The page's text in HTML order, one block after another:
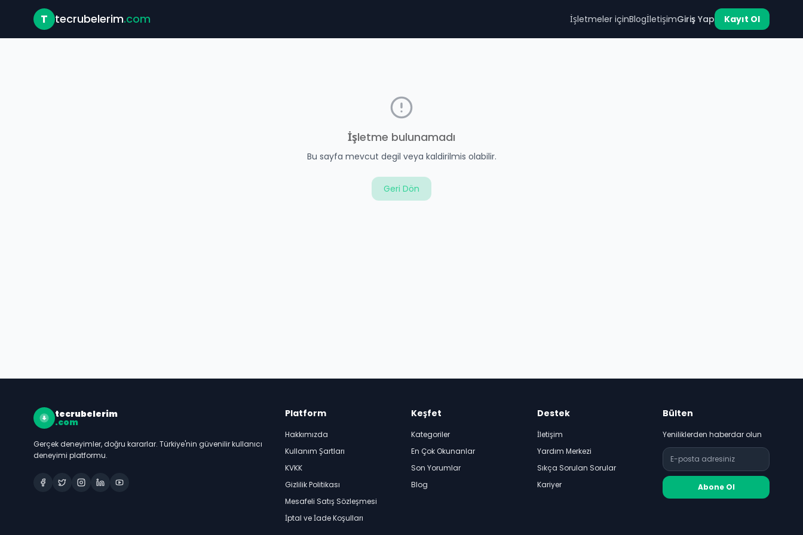
T tecrubelerim.com İşletmeler içinBlogİletişimGiriş Yap Kayıt Ol
İşletme bulunamadı
Bu sayfa mevcut degil veya kaldirilmis olabilir.
Geri Dön
tecrubelerim
.com
Gerçek deneyimler, doğru kararlar. Türkiye'nin güvenilir kullanıcı
deneyimi platformu.
Platform
Hakkımızda
Kullanım Şartları
KVKK
Gizlilik Politikası
Mesafeli Satış Sözleşmesi
İptal ve İade Koşulları
Keşfet
Kategoriler
En Çok Okunanlar
Son Yorumlar
Blog
Destek
İletişim
Yardım Merkezi
Sıkça Sorulan Sorular
Kariyer
Bülten
Yeniliklerden haberdar olun
Abone Ol